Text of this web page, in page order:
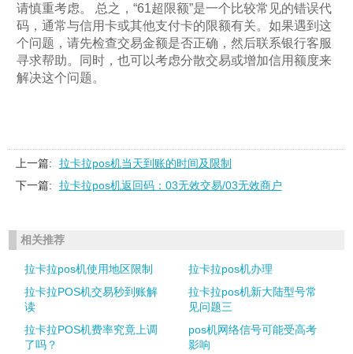
请慎重考虑。 总之，“61超限额”是一个比较常见的错误代
码，通常与信用卡或其他支付卡的限额有关。如果遇到这
个问题，请先检查交易金额是否正确，然后联系银行客服
寻求帮助。同时，也可以考虑分散交易或增加信用额度来
解决这个问题。
上一篇:
拉卡拉pos机当天到账的时间及限制
下一篇:
拉卡拉pos机返回码：03无效交易/03无效商户
相关推荐
拉卡拉pos机使用地区限制
拉卡拉pos机办理
拉卡拉POS机交易秒到账解
读
拉卡拉pos机新大陆型号常
见问题三
拉卡拉POS机费率究竟上调
了吗？
pos机网络信号可能受高考
影响